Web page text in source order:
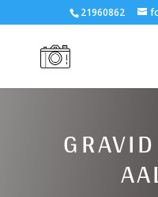
21960862